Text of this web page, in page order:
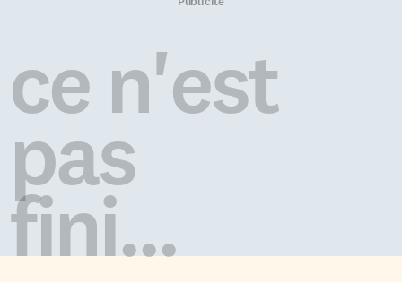
cadre de la fascinante série
Museum Secrets de la chaîne
History. Durant l’émission
consacrée aux objets étonnants
depuis longtemps loin des […]
son mouvement incessant, ses
couleurs, ses contrastes et son
patrimoine. Une capitale
ce n'est
pas
fini...